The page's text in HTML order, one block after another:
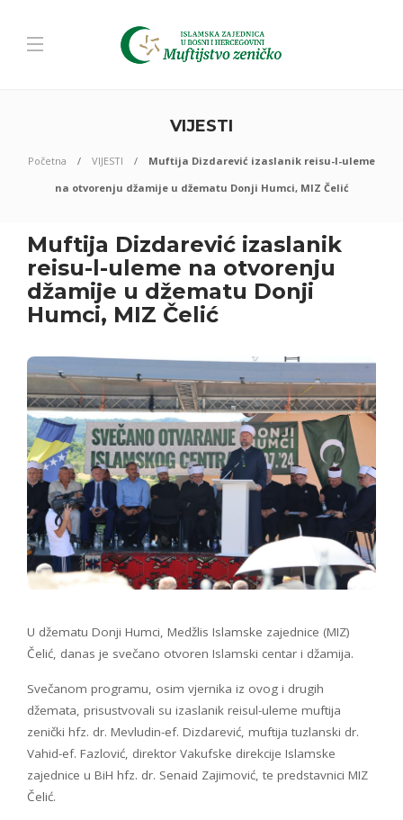
VIJESTI
Početna VIJESTI
Muftija Dizdarević izaslanik reisu-l-uleme
na otvorenju džamije u džematu Donji Humci, MIZ Čelić
Muftija Dizdarević izaslanik
reisu-l-uleme na otvorenju
džamije u džematu Donji
Humci, MIZ Čelić
U džematu Donji Humci, Medžlis Islamske zajednice (MIZ)
Čelić, danas je svečano otvoren Islamski centar i džamija.
Svečanom programu, osim vjernika iz ovog i drugih
džemata, prisustvovali su izaslanik reisul-uleme muftija
zenički hfz. dr. Mevludin-ef. Dizdarević, muftija tuzlanski dr.
Vahid-ef. Fazlović, direktor Vakufske direkcije Islamske
zajednice u BiH hfz. dr. Senaid Zajimović, te predstavnici MIZ
Čelić.